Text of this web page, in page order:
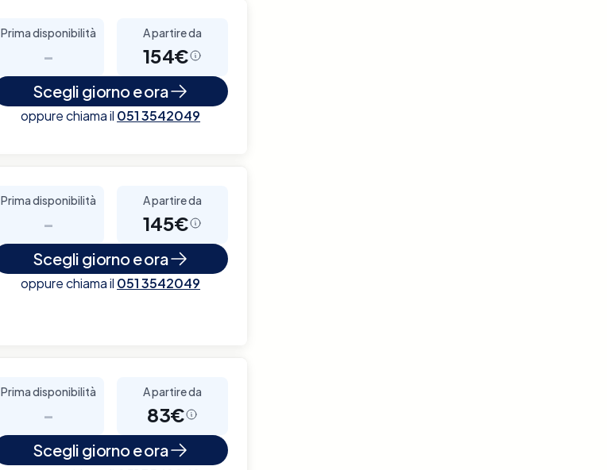
Prima disponibilità
-
A partire da
154€
Scegli giorno e ora
oppure chiama il 051 3542049
Prima disponibilità
-
A partire da
145€
Scegli giorno e ora
oppure chiama il 051 3542049
Prima disponibilità
-
A partire da
83€
Scegli giorno e ora